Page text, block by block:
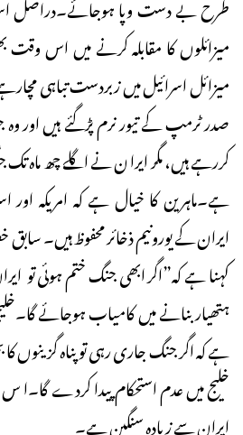
میزائلوں کا مقابلہ کرنے میں اس وقت
میزائل اسرائیل میں زبردست تباہی
صدر ٹرمپ کے تیور نرم پڑگئے ہیں اور
کررہے ہیں، مگر ایرا ن نے اگلے چھ ماہ
ہے۔ماہرین کا خیال ہے کہ امریکہ اور
ایران کے یورونیم ذخائر محفوظ ہیں۔ سابق
کہنا ہے کہ”اگر ابھی جنگ ختم ہوئی تو
ہتھیار بنانے میں کامیاب ہوجائے
ہے کہ اگر جنگ جاری رہی تو پناہ گزینوں
خلیج میں عدم استحکام پیدا کردے گا۔ا
ایران سے زیادہ سنگین ہے۔